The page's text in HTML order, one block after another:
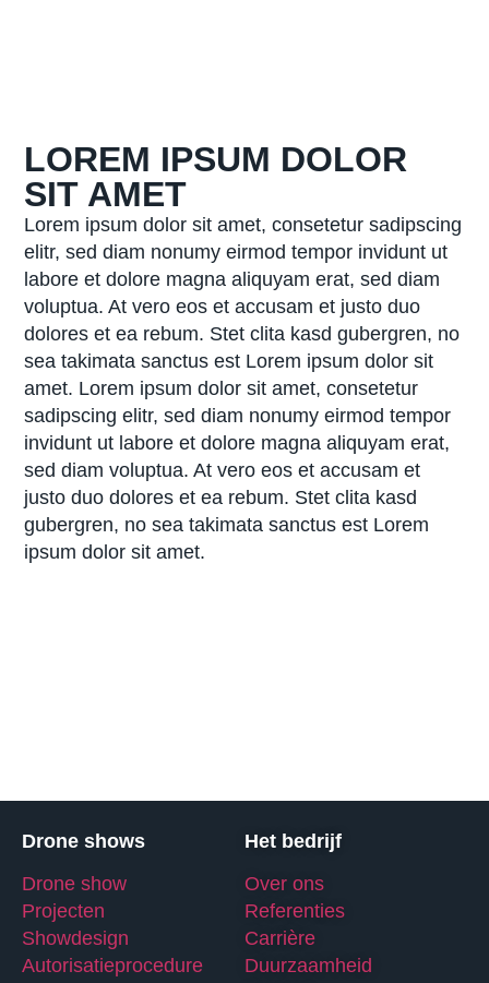
LOREM IPSUM DOLOR
SIT AMET
Lorem ipsum dolor sit amet, consetetur sadipscing
elitr, sed diam nonumy eirmod tempor invidunt ut
labore et dolore magna aliquyam erat, sed diam
voluptua. At vero eos et accusam et justo duo
dolores et ea rebum. Stet clita kasd gubergren, no
sea takimata sanctus est Lorem ipsum dolor sit
amet. Lorem ipsum dolor sit amet, consetetur
sadipscing elitr, sed diam nonumy eirmod tempor
invidunt ut labore et dolore magna aliquyam erat,
sed diam voluptua. At vero eos et accusam et
justo duo dolores et ea rebum. Stet clita kasd
gubergren, no sea takimata sanctus est Lorem
ipsum dolor sit amet.
Drone shows
Drone show
Projecten
Showdesign
Autorisatieprocedure
Het bedrijf
Over ons
Referenties
Carrière
Duurzaamheid